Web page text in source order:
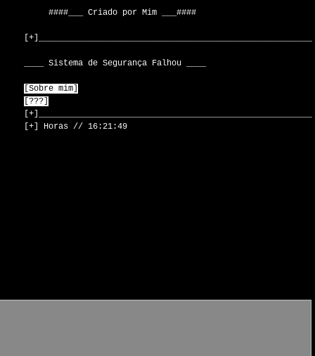
####___Criado porMim ___####
____SistemadeSegurança Falhou
[Sobremim]
[???]
[+] Horas//16:21:49